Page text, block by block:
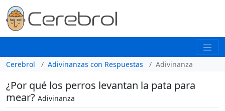
Cerebrol Adivinanzas con Respuestas Adivinanza
¿Por qué los perros levantan la pata para
mear? Adivinanza